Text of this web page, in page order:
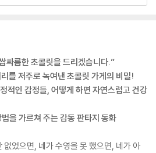
싸름한 초콜릿을 드리겠습니다.”
를 저주로 녹여낸 초콜릿 가게의 비밀!
적인 감정들, 어떻게 하면 자연스럽고 건강
을 가르쳐 주는 감동 판타지 동화
없었으면, 네가 수영을 못 했으면, 네가 아